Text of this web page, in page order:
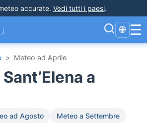
accurate. Vedi tutti i paesi.
🌐 ☰
> Meteo ad Aprile
a
ad Agosto
Meteo a Settembre